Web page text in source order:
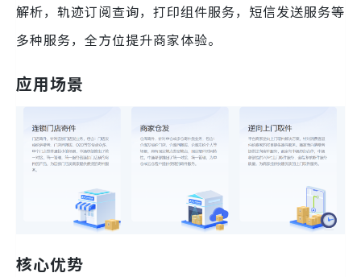
解析，轨迹订阅查询，打印组件服务，短信发送服务等
多种服务，全方位提升商家体验。
应用场景
核心优势